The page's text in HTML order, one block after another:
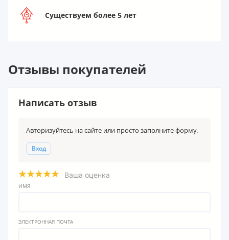
Существуем более 5 лет
Отзывы покупателей
Написать отзыв
Авторизуйтесь на сайте или просто заполните форму.
Вход
Ваша оценка
ИМЯ
ЭЛЕКТРОННАЯ ПОЧТА